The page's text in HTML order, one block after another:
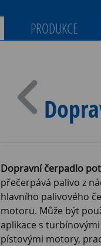
PRODUKCE
Dopravní čerpadlo
přečerpává palivo z
hlavního palivového
motoru. Může být
aplikace s
pístovými motory,